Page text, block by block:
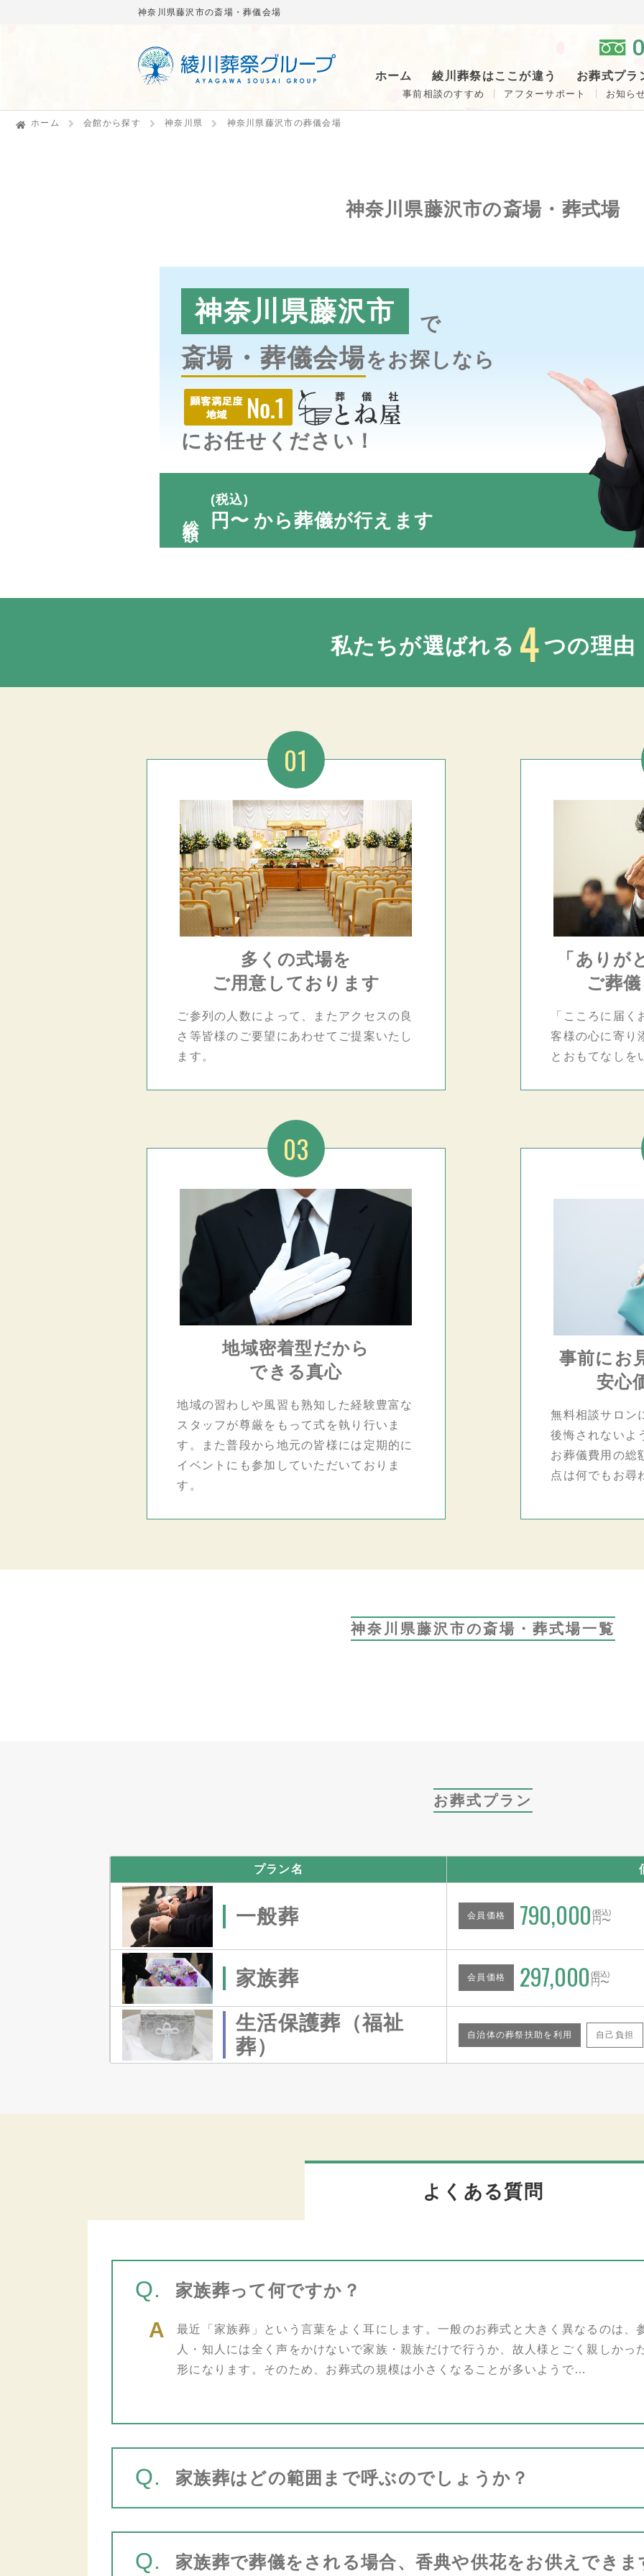
神奈川県藤沢市の斎場・葬儀会場
ホーム 綾川葬祭はここが違う お葬式プラ
事前相談のすすめ アフターサポート お知ら
ホーム 会館から探す 神奈川県 神奈川県藤沢市の葬儀会場
神奈川県藤沢市の斎場・葬式場
神奈川県藤沢市 で
斎場・葬儀会場をお探しなら
にお任せください！
(税込)
円〜 から葬儀が行えます
私たちが選ばれる 4 つの理由
01
多くの式場を
ご用意しております
ご参列の人数によって、またアクセスの良
さ等皆様のご要望にあわせてご提案いたし
ます。
「ありが
ご葬
「こころに届
客様の心に寄り
とおもてなしを
03
地域密着型だから
できる真心
地域の習わしや風習も熟知した経験豊富な
スタッフが尊厳をもって式を執り行いま
す。また普段から地元の皆様には定期的に
イベントにも参加していただいておりま
す。
事前にお
安心
無料相談サロン
後悔されないよ
お葬儀費用の総
点は何でもお尋
神奈川県藤沢市の斎場・葬式場一覧
お葬式プラン
プラン名
一般葬 会員価格 790,000 (税込)
円〜
家族葬 会員価格 297,000 (税込)
円〜
生活保護葬（福祉
葬）
自治体の葬祭扶助を利用 自己負担
よくある質問
Q. 家族葬って何ですか？
最近「家族葬」という言葉をよく耳にします。一般のお葬式と大きく異なるのは、
人・知人には全く声をかけないで家族・親族だけで行うか、故人様とごく親しかっ
形になります。そのため、お葬式の規模は小さくなることが多いようで…
Q. 家族葬はどの範囲まで呼ぶのでしょうか？
Q. 家族葬で葬儀をされる場合、香典や供花をお供えできま